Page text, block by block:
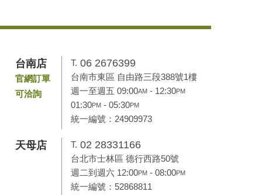
台南店
官網訂單
可洽詢
T. 06 2676399
台南市東區 自由路三段388號1樓
週一至週五 09:00AM - 12:30PM
01:30PM - 05:30PM
統一編號：24909973
天母店 T. 02 28331166
台北市士林區 德行西路50號
週二到週六 12:00PM - 08:00PM
統一編號：52868811